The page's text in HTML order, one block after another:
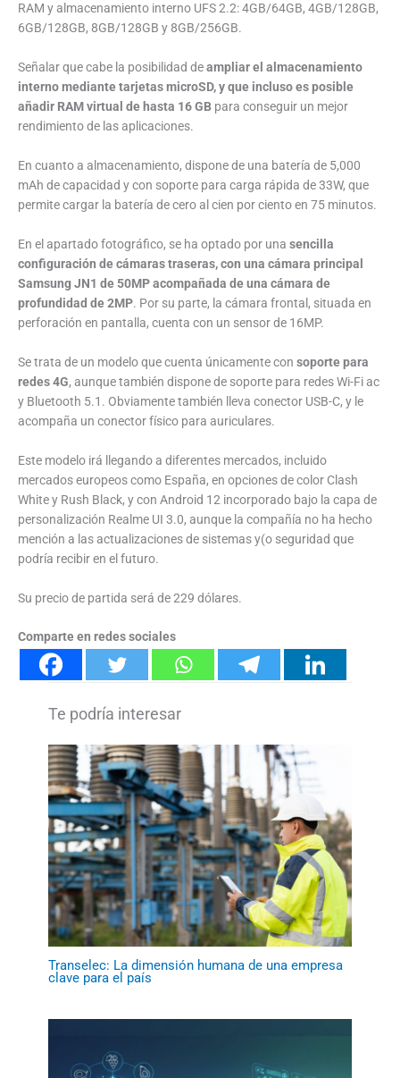
RAM y almacenamiento interno UFS 2.2: 4GB/64GB, 4GB/128GB,
6GB/128GB, 8GB/128GB y 8GB/256GB.
Señalar que cabe la posibilidad deampliar el almacenamiento
interno mediante tarjetas microSD, y que incluso es posible
añadir RAM virtual de hasta 16 GB para conseguir un mejor
rendimiento de las aplicaciones.
En cuanto a almacenamiento, dispone de una batería de 5,000
mAh de capacidad y con soporte para carga rápida de 33W, que
permite cargar la batería de cero al cien por ciento en 75 minutos.
En el apartado fotográfico, se ha optado por una sencilla
configuración de cámaras traseras, con una cámara principal
Samsung JN1 de 50MP acompañada de una cámara de
profundidad de 2MP. Por su parte, la cámara frontal, situada en
perforación en pantalla, cuenta con un sensor de 16MP.
Se trata de un modelo que cuenta únicamente con soporte para
redes 4G, aunque también dispone de soporte para redes Wi-Fi ac
y Bluetooth 5.1. Obviamente también lleva conector USB-C, y le
acompaña un conector físico para auriculares.
Este modelo irá llegando a diferentes mercados, incluido
mercados europeos como España, en opciones de color Clash
White y Rush Black, y con Android 12 incorporado bajo la capa de
personalización Realme UI 3.0, aunque la compañía no ha hecho
mención a las actualizaciones de sistemas y(o seguridad que
podría recibir en el futuro.
Su precio de partida será de 229 dólares.
Comparte en redes sociales
Transelec: La dimensión humana de una empresa
clave para el país